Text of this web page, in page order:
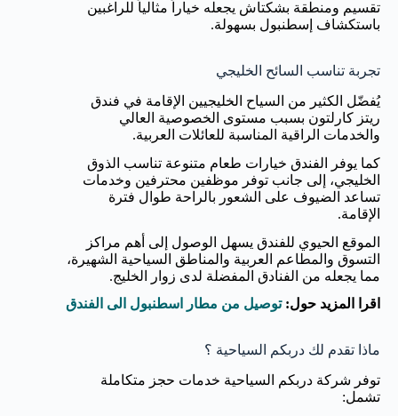
تقسيم ومنطقة بشكتاش يجعله خياراً مثالياً للراغبين
باستكشاف إسطنبول بسهولة.
تجربة تناسب السائح الخليجي
يُفضّل الكثير من السياح الخليجيين الإقامة في فندق
ريتز كارلتون بسبب مستوى الخصوصية العالي
والخدمات الراقية المناسبة للعائلات العربية.
كما يوفر الفندق خيارات طعام متنوعة تناسب الذوق
الخليجي، إلى جانب توفر موظفين محترفين وخدمات
تساعد الضيوف على الشعور بالراحة طوال فترة
الإقامة.
الموقع الحيوي للفندق يسهل الوصول إلى أهم مراكز
التسوق والمطاعم العربية والمناطق السياحية الشهيرة،
مما يجعله من الفنادق المفضلة لدى زوار الخليج.
اقرا المزيد حول:توصيل من مطار اسطنبول الى الفندق
ماذا تقدم لك دربكم السياحية ؟
توفر شركة دربكم السياحية خدمات حجز متكاملة
تشمل: